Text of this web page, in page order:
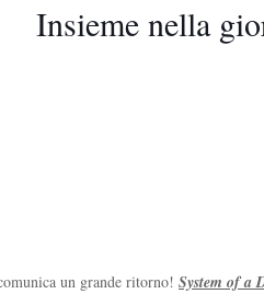
Insieme nella
un grande ritorno! System of a